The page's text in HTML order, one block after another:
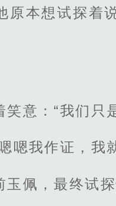
原本想试探着
意：“我们只
嗯我作证，我
佩，最终试